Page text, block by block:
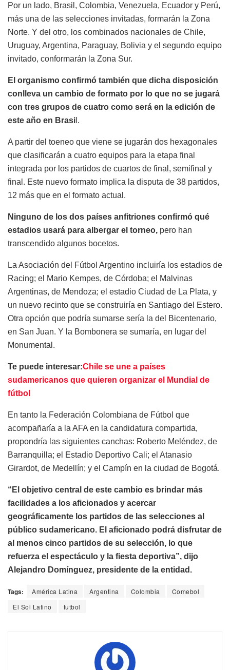
Por un lado, Brasil, Colombia, Venezuela, Ecuador y Perú,
más una de las selecciones invitadas, formarán la Zona
Norte. Y del otro, los combinados nacionales de Chile,
Uruguay, Argentina, Paraguay, Bolivia y el segundo equipo
invitado, conformarán la Zona Sur.
El organismo confirmó también que dicha disposición
conlleva un cambio de formato por lo que no se jugará
con tres grupos de cuatro como será en la edición de
este año en Brasi l.
A partir del toeneo que viene se jugarán dos hexagonales
que clasificarán a cuatro equipos para la etapa final
integrada por los partidos de cuartos de final, semifinal y
final. Este nuevo formato implica la disputa de 38 partidos,
12 más que en el formato actual.
Ninguno de los dos países anfitriones confirmó qué
estadios usará para albergar el torneo, pero han
transcendido algunos bocetos.
La Asociación del Fútbol Argentino incluiría los estadios de
Racing; el Mario Kempes, de Córdoba; el Malvinas
Argentinas, de Mendoza; el estadio Ciudad de La Plata, y
un nuevo recinto que se construiría en Santiago del Estero.
Otra opción que podría sumarse sería la del Bicentenario,
en San Juan. Y la Bombonera se sumaría, en lugar del
Monumental.
Te puede interesar:Chile se une a países
sudamericanos que quieren organizar el Mundial de
fútbol
En tanto la Federación Colombiana de Fútbol que
acompañaría a la AFA en la candidatura compartida,
propondría las siguientes canchas: Roberto Meléndez, de
Barranquilla; el Estadio Deportivo Cali; el Atanasio
Girardot, de Medellín; y el Campín en la ciudad de Bogotá.
“El objetivo central de este cambio es brindar más
facilidades a los aficionados y acercar
geográficamente los partidos de las selecciones al
público sudamericano. El aficionado podrá disfrutar de
al menos cinco partidos de su selección, lo que
refuerza el espectáculo y la fiesta deportiva”, dijo
Alejandro Domínguez, presidente de la entidad.
Tags: América Latina Argentina Colombia
Comebol
El Sol Latino
futbol